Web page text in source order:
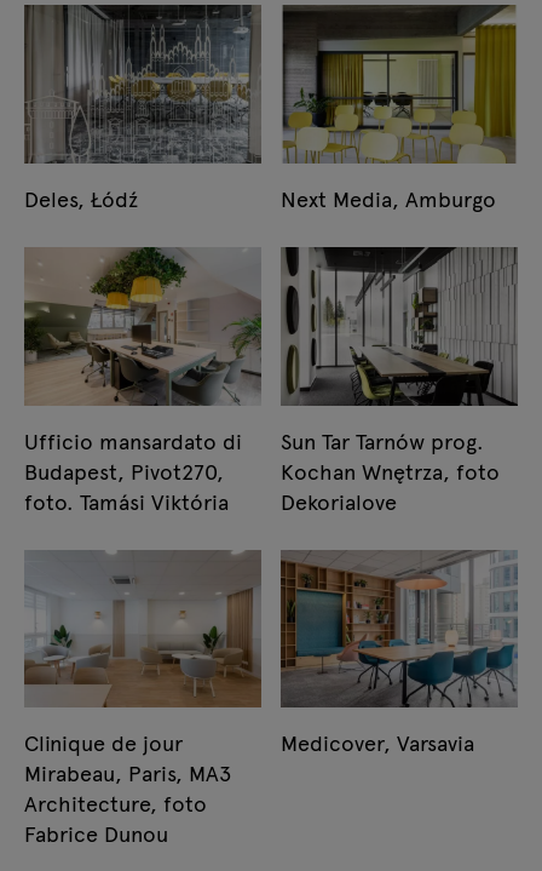
Deles, Łódź Next Media, Amburgo
Ufficio mansardato di
Budapest, Pivot270,
foto. Tamási Viktória
Sun Tar Tarnów prog.
Kochan Wnętrza, foto
Dekorialove
Clinique de jour
Mirabeau, Paris, MA3
Architecture, foto
Fabrice Dunou
Medicover, Varsavia